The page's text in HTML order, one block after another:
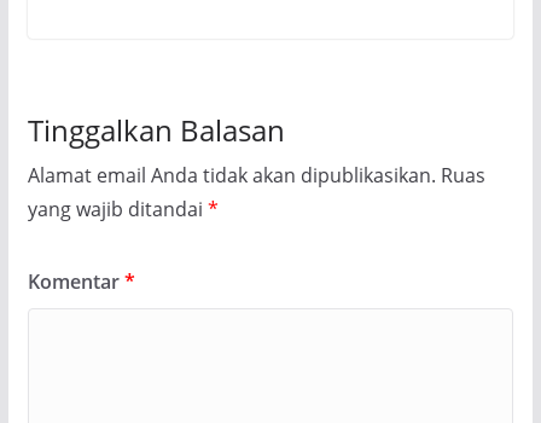
Tinggalkan Balasan
Alamat email Anda tidak akan dipublikasikan. Ruas
yang wajib ditandai *
Komentar*